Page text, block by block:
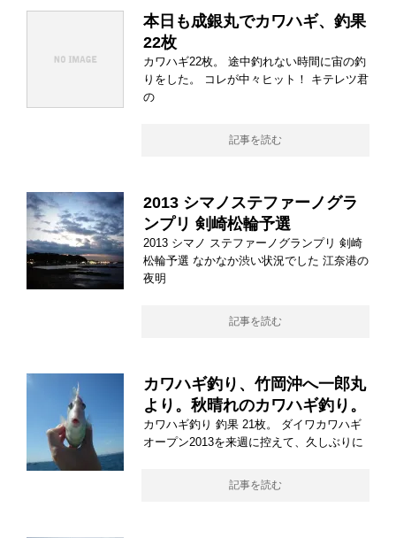
本日も成銀丸でカワハギ、釣果
22枚
カワハギ22枚。 途中釣れない時間に宙の釣
りをした。 コレが中々ヒット！ キテレツ君
の
記事を読む
2013 シマノステファーノグラ
ンプリ 剣崎松輪予選
2013 シマノ ステファーノグランプリ 剣崎
松輪予選 なかなか渋い状況でした 江奈港の
夜明
記事を読む
カワハギ釣り、竹岡沖へ一郎丸
より。秋晴れのカワハギ釣り。
カワハギ釣り 釣果 21枚。 ダイワカワハギ
オープン2013を来週に控えて、久しぶりに
記事を読む